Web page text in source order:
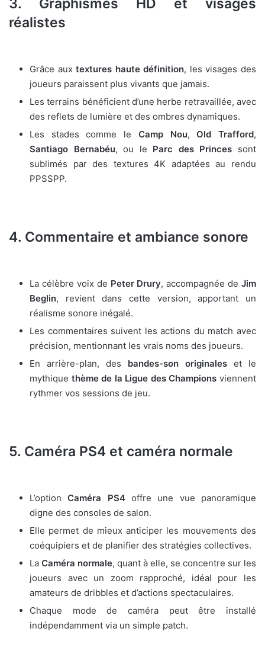
3. Graphismes HD et visages
réalistes
Grâce auxtextures haute définition, les visages des
joueurs paraissent plus vivants que jamais.
Les terrains bénéficient d’une herbe retravaillée, avec
des reflets de lumière et des ombres dynamiques.
Les stades comme le Camp Nou,Old Trafford,
Santiago Bernabéu, ou le Parc des Princes sont
sublimés par des textures 4K adaptées au rendu
PPSSPP.
4. Commentaire et ambiance sonore
La célèbre voix de Peter Drury, accompagnée de Jim
Beglin, revient dans cette version, apportant un
réalisme sonore inégalé.
Les commentaires suivent les actions du match avec
précision, mentionnant les vrais noms des joueurs.
En arrière-plan, des bandes-son originales et le
mythique thème de la Ligue des Champions viennent
rythmer vos sessions de jeu.
5. Caméra PS4 et caméra normale
L’optionCaméra PS4offre une vue panoramique
digne des consoles de salon.
Elle permet de mieux anticiper les mouvements des
coéquipiers et de planifier des stratégies collectives.
La Caméra normale, quant à elle, se concentre sur les
joueurs avec un zoom rapproché, idéal pour les
amateurs de dribbles et d’actions spectaculaires.
Chaque mode de caméra peut être installé
indépendamment via un simple patch.